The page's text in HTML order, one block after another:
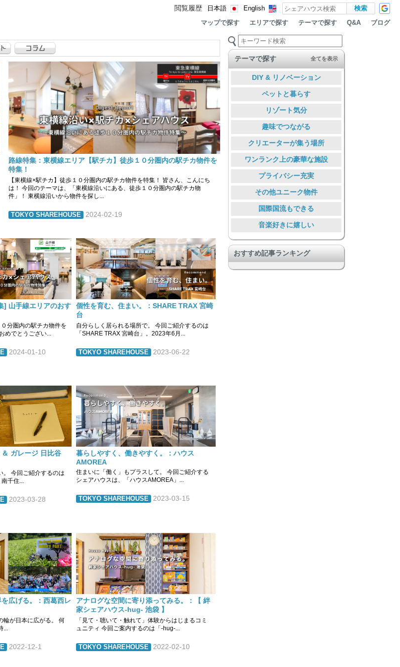
閲覧履歴 日本語 English
マップで探す エリアで探す テーマで探す Q&A ブログ
路線特集：東横線エリア【駅チカ】徒歩１０分圏内の駅チカ物件を
特集！
【東横線×駅チカ】徒歩１０分圏内の駅チカ物件を特集！ 皆さん、こんにち
は！ 今回のテーマは、「東横線沿いにある、徒歩１０分圏内の駅チカ物
件」！ 東横線沿いから物件を探し...
TOKYO SHAREHOUSE 2024-02-19
] 山手線エリアのおす
分圏内の駅チカ物件を
めでとうござい...
2024-01-10
個性を育む、住まい。：SHARE TRAX 宮崎
台
自分らしく居られる場所で。 今回ご紹介するのは
「SHARE TRAX 宮崎台」。2023年6月...
TOKYO SHAREHOUSE 2023-06-22
ガレージ 日比谷
。 今回ご紹介するのは
千住...
2023-03-28
暮らしやすく、働きやすく。：ハウス
AMOREA
住まいに「働く」もプラスして。 今回ご紹介する
シェアハウスは、「ハウスAMOREA」...
TOKYO SHAREHOUSE 2023-03-15
広げる。：西葛西レ
輪が日本に広がる。 何
2022-12-1
アナログな空間に寄り添ってみる。：【 絆
家シェアハウス-hug- 池袋 】
「見て・聴いて・触れて」体験からはじまるコミ
ュニティ 今回ご案内するのは「-hug-...
TOKYO SHAREHOUSE 2022-02-10
テーマで探す 全てを表示
DIY & リノベーション
ペットと暮らす
リゾート気分
趣味でつながる
クリエーターが集う場所
ワンランク上の豪華な施設
プライバシー充実
その他ユニーク物件
国際国流もできる
音楽好きに嬉しい
暮らしを通して助け合う
学びのある暮らし
おすすめ記事ランキング